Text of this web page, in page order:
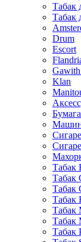
Табак
Табак
Drum
Escort
Klan
Табак
Табак
Табак
Табак
Табак
Табак
Табак